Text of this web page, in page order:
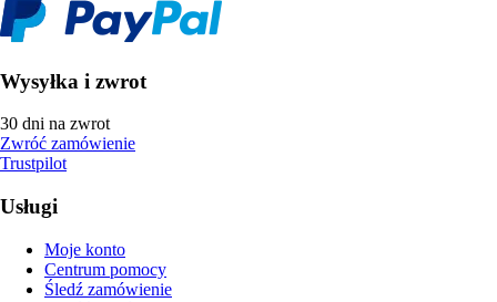
Wysyłka i zwrot
30 dni na zwrot
Zwróć zamówienie
Trustpilot
Usługi
Moje konto
Centrum pomocy
Śledź zamówienie